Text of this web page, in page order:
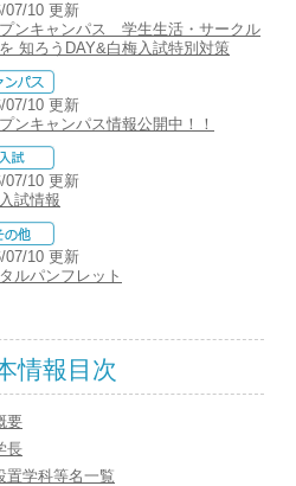
07/10 更新
ンキャンパス 学生生活・サークル
知ろうDAY&白梅入試特別対策
07/10 更新
ンキャンパス情報公開中！！
07/10 更新
試情報
07/10 更新
ルパンフレット
情報目次
要
長
置学科等名一覧